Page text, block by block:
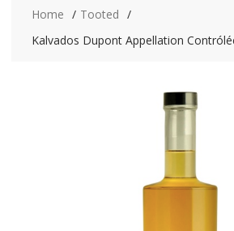
Home
Tooted
Kalvados Dupont Appellation